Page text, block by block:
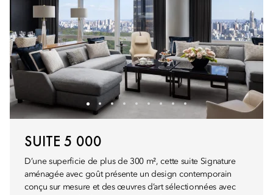
SUITE 5 000
D’une superficie de plus de 300 m², cette suite Signature
aménagée avec goût présente un design contemporain
conçu sur mesure et des œuvres d’art sélectionnées avec